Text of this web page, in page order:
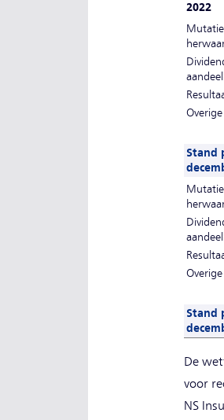
2022
Stand
Stand
De
voor
NS